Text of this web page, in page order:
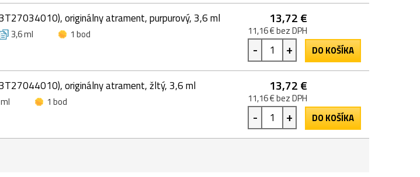
originálny atrament, purpurový, 3,6 ml
3,6 ml
1 bod
13,72 €
11,16 € bez DPH
- + DO KOŠÍKA
originálny atrament, žltý, 3,6 ml
1 bod
13,72 €
11,16 € bez DPH
- + DO KOŠÍKA